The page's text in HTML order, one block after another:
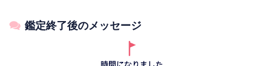
鑑定終了後のメッセージ